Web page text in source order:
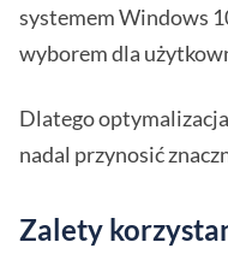
systemem Windows
wyborem dla
Dlatego
nadal przynosić
Zalety